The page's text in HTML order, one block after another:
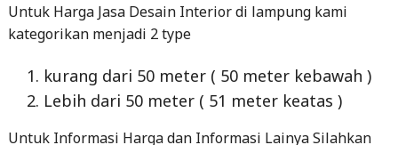
Untuk Harga Jasa Desain Interior di lampung kami
kategorikan menjadi 2 type
kurang dari 50 meter ( 50 meter kebawah )
Lebih dari 50 meter ( 51 meter keatas )
Untuk Informasi Harga dan Informasi Lainya Silahkan